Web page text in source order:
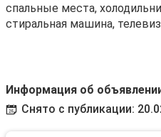
спальные места,
стиральная машина,
Информация об
Снято с публикации: